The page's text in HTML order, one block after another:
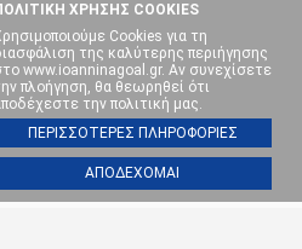
ΧΡΗΣΗΣ COOKIES
Cookies για τη
της καλύτερης περιήγησης
www.ioanninagoal.gr. Αν συνεχίσετε
πλοήγηση, θα θεωρηθεί ότι
την πολιτική μας.
ΠΕΡΙΣΣΟΤΕΡΕΣ ΠΛΗΡΟΦΟΡΙΕΣ
ΑΠΟΔΕΧΟΜΑΙ
Επικοινωνία
MEDIA